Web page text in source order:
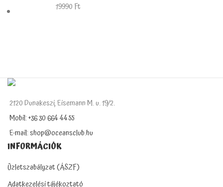
19990 Ft
2120 Dunakeszi, Eisemann M. u. 19/2.
Mobil: +36 30 664 4455
E-mail: shop@oceansclub.hu
INFORMÁCIÓK
Üzletszabályzat (ÁSZF)
Adatkezelési tájékoztató